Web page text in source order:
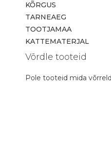
KÕRGUS
TARNEAEG
TOOTJAMAA
KATTEMATERJAL
Võrdle tooteid
Pole tooteid mida